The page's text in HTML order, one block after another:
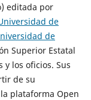
editada por
de
de
Superior Estatal
y los oficios. Sus
de su
plataforma Open